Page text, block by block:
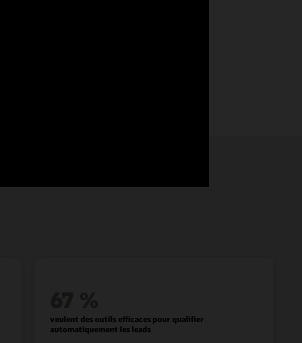
veulent des outils efficaces pour qualifier
automatiquement les leads